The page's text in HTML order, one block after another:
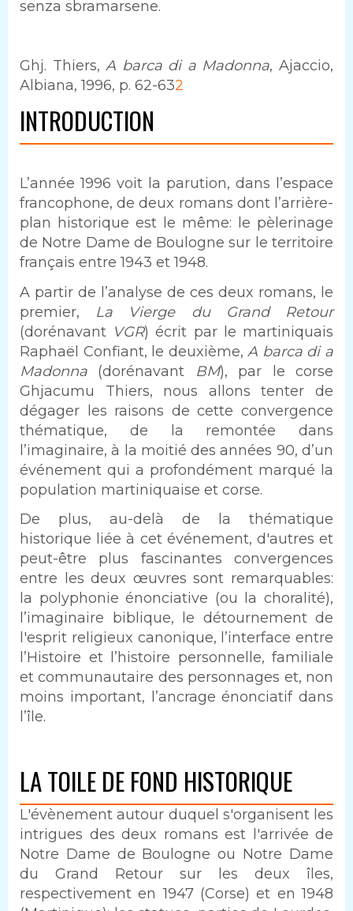
senza sbramarsene.
Ghj. Thiers,A barca di a Madonna, Ajaccio,
Albiana, 1996, p. 62-632
INTRODUCTION
L’année 1996 voit la parution, dans l’espace
francophone, de deux romans dont l’arrière-
plan historique est le même: le pèlerinage
de Notre Dame de Boulogne sur le territoire
français entre 1943 et 1948.
A partir de l’analyse de ces deux romans, le
premier, La Vierge du Grand Retour
(dorénavant VGR) écrit par le martiniquais
Raphaël Confiant, le deuxième,A barca di a
Madonna (dorénavant BM), par le corse
Ghjacumu Thiers, nous allons tenter de
dégager les raisons de cette convergence
thématique, de la remontée dans
l’imaginaire, à la moitié des années 90, d’un
événement qui a profondément marqué la
population martiniquaise et corse.
De plus, au-delà de la thématique
historique liée à cet événement, d'autres et
peut-être plus fascinantes convergences
entre les deux œuvres sont remarquables:
la polyphonie énonciative (ou la choralité),
l’imaginaire biblique, le détournement de
l'esprit religieux canonique, l’interface entre
l’Histoire et l’histoire personnelle, familiale
et communautaire des personnages et, non
moins important, l’ancrage énonciatif dans
l’île.
LA TOILE DE FOND HISTORIQUE
L'évènement autour duquel s'organisent les
intrigues des deux romans est l'arrivée de
Notre Dame de Boulogne ou Notre Dame
du Grand Retour sur les deux îles,
respectivement en 1947 (Corse) et en 1948